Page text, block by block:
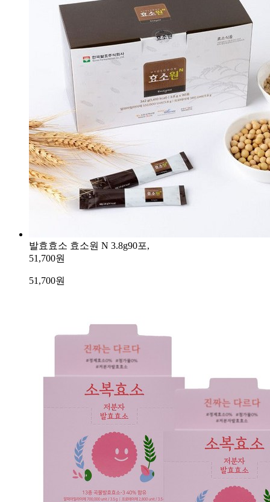
발효효소 효소원 N 3.8g90포,
51,700원
51,700원